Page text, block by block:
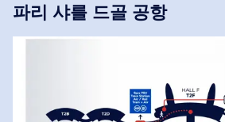
파리 샤를 드골 공항